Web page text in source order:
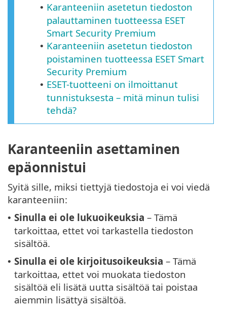
• Karanteeniin asetetun tiedoston
palauttaminen tuotteessa ESET
Smart Security Premium
• Karanteeniin asetetun tiedoston
poistaminen tuotteessa ESET Smart
Security Premium
• ESET-tuotteeni on ilmoittanut
tunnistuksesta – mitä minun tulisi
tehdä?
Karanteeniin asettaminen
epäonnistui
Syitä sille, miksi tiettyjä tiedostoja ei voi viedä
karanteeniin:
• Sinulla ei ole lukuoikeuksia – Tämä
tarkoittaa, ettet voi tarkastella tiedoston
sisältöä.
• Sinulla ei ole kirjoitusoikeuksia – Tämä
tarkoittaa, ettet voi muokata tiedoston
sisältöä eli lisätä uutta sisältöä tai poistaa
aiemmin lisättyä sisältöä.